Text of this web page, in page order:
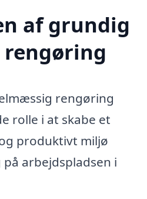
af grundig
rengøring
rolle i at skabe et
produktivt miljø
arbejdspladsen i